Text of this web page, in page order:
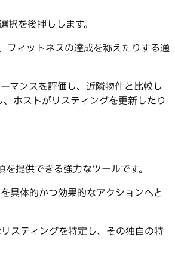
を後押しします。
フィットネスの達成を称えたりする通
ンスを評価し、近隣物件と比較し
ホストがリスティングを更新したり
提供できる強力なツールです。
具体的かつ効果的なアクションへと
スティングを特定し、その独自の特